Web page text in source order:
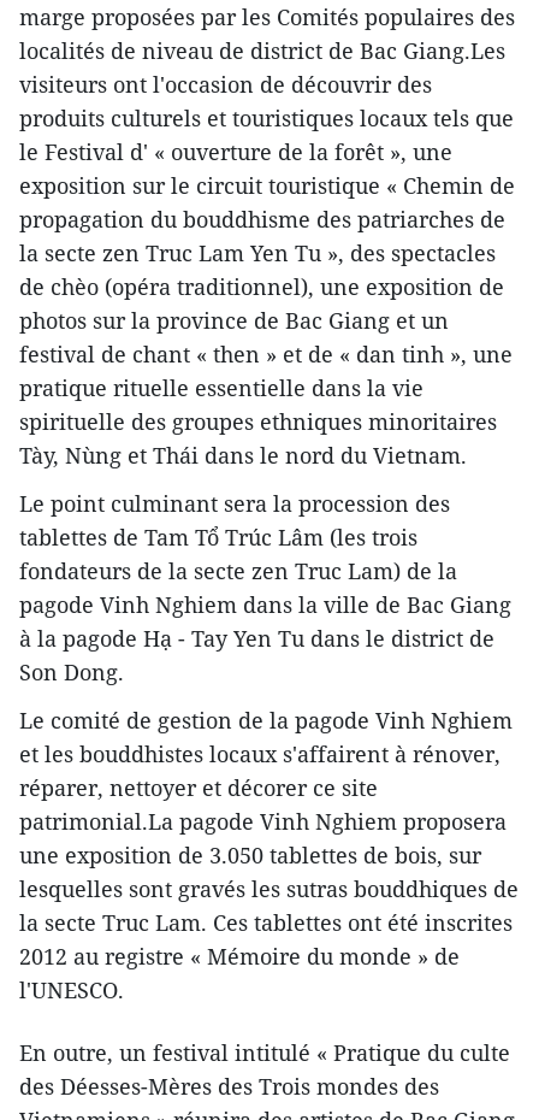
marge proposées par les Comités populaires des
localités de niveau de district de Bac Giang.Les
visiteurs ont l'occasion de découvrir des
produits culturels et touristiques locaux tels que
le Festival d' « ouverture de la forêt », une
exposition sur le circuit touristique « Chemin de
propagation du bouddhisme des patriarches de
la secte zen Truc Lam Yen Tu », des spectacles
de chèo (opéra traditionnel), une exposition de
photos sur la province de Bac Giang et un
festival de chant « then » et de « dan tinh », une
pratique rituelle essentielle dans la vie
spirituelle des groupes ethniques minoritaires
Tày, Nùng et Thái dans le nord du Vietnam.
Le point culminant sera la procession des
tablettes de Tam Tổ Trúc Lâm (les trois
fondateurs de la secte zen Truc Lam) de la
pagode Vinh Nghiem dans la ville de Bac Giang
à la pagode Hạ - Tay Yen Tu dans le district de
Son Dong.
Le comité de gestion de la pagode Vinh Nghiem
et les bouddhistes locaux s'affairent à rénover,
réparer, nettoyer et décorer ce site
patrimonial.La pagode Vinh Nghiem proposera
une exposition de 3.050 tablettes de bois, sur
lesquelles sont gravés les sutras bouddhiques de
la secte Truc Lam. Ces tablettes ont été inscrites
2012 au registre « Mémoire du monde » de
l'UNESCO.
En outre, un festival intitulé « Pratique du culte
des Déesses-Mères des Trois mondes des